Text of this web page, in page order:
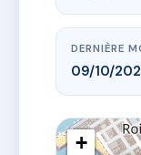
DERNIÈRE
09/10/
+